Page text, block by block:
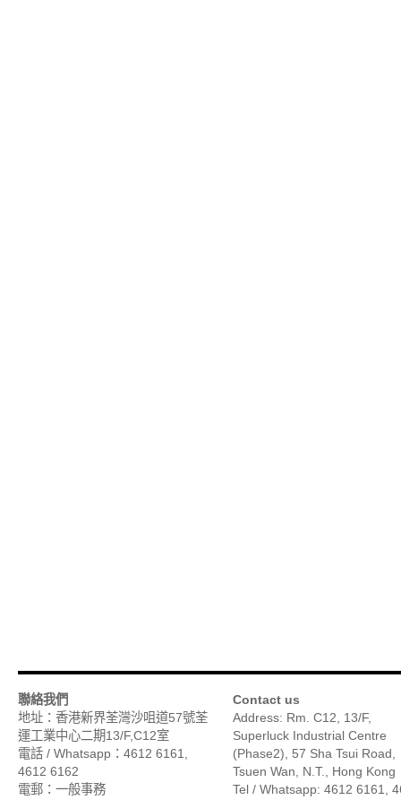
聯絡我們
地址：香港新界荃灣沙咀道57號荃
運工業中心二期13/F,C12室
電話 / Whatsapp：4612 6161,
4612 6162
電郵：一般事務
Contact us
Address: Rm. C12, 13/F,
Superluck Industrial Centre
(Phase2), 57 Sha Tsui Road,
Tsuen Wan, N.T., Hong Kong
Tel / Whatsapp: 4612 6161,